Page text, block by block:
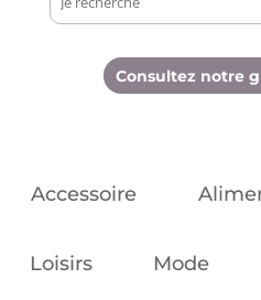
Consultez notre
Accessoire
Loisirs Mode